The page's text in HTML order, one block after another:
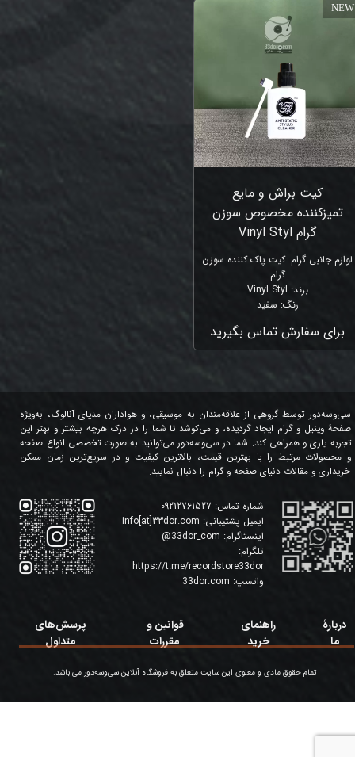
کیت براش و مایع
تمیزکننده مخصوص سوزن
گرام Vinyl Styl
لوازم جانبی گرام:کیت پاک کننده سوزن
گرام
برند:
Vinyl Styl
رنگ: سفید
برای سفارش تماس بگیرید
NEW
شماره تماس:
ایمیل پشتیبانی: info[at]33dor.com
اینستاگرام: 33dor_com
@
تلگرام:
https://t.me/recordstore33dor
واتسپ: 33dor.com
سی‌وسه‌دور توسط گروهی از علاقه‌مندان به موسیقی، و هواداران مدیای آنالوگ، به‌ویژه
صفحۀ وینیل و گرام ایجاد گردیده، و می‌کوشد تا شما را در درک هرچه بیشتر و بهتر این
تجربه یاری و همراهی کند. شما در سی‌وسه‌دور می‌توانید به صورت تخصصی انواع صفحه
و محصولات مرتبط را با بهترین قیمت، بالاترین کیفیت و در سریع‌ترین زمان ممکن
خریداری و مقالات دنیای صفحه و گرام را دنبال نمایید.
تمام حقوق مادی و معنوی این سایت متعلق به فروشگاه آنلاین سی‌وسه‌دور می باشد.
دربارۀ
ما
قوانین و
مقررات
پرسش‌های
متداول
راهنمای
خرید